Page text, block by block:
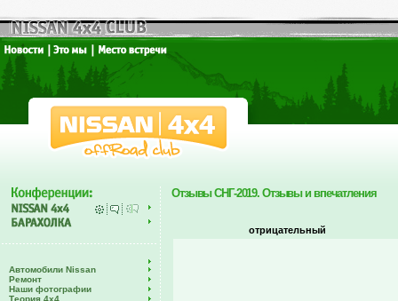
Автомобили Nissan
Ремонт
Наши фотографии
Теория 4х4
Отзывы СНГ-2019. Отзывы и впечатления
отрицательный